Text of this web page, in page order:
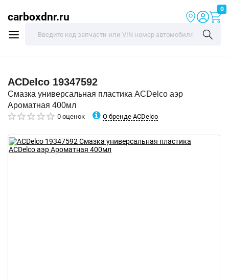
carboxdnr.ru
0
ACDelco 19347592
Смазка универсальная пластика ACDelco аэр
Ароматная 400мл
0 оценок О бренде ACDelco